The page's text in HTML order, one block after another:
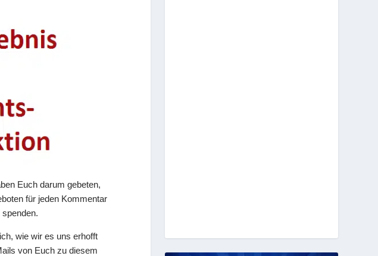
Euch darum gebeten,
für jeden Kommentar
wie wir es uns erhofft
von Euch zu diesem